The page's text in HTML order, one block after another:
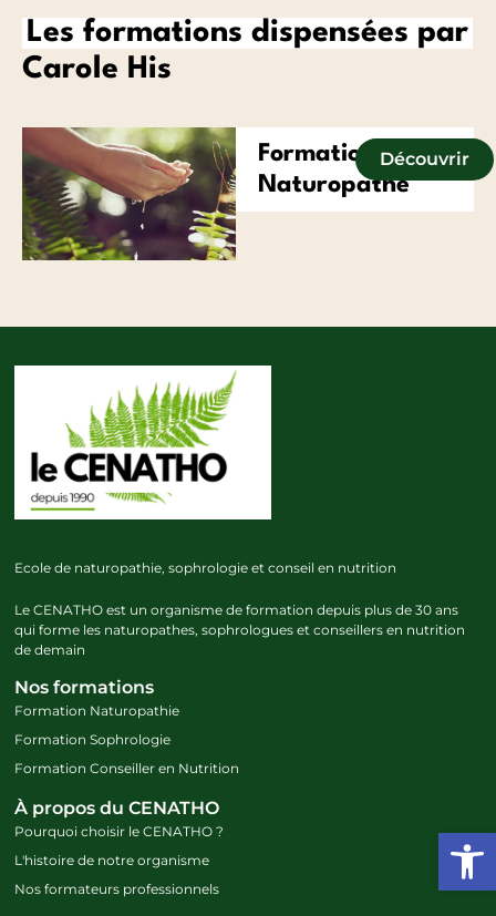
Ouvrir
Les formations dispensées par
Carole His
Formation
Naturopathe
Découvrir
Ecole de naturopathie, sophrologie et conseil en nutrition
Le CENATHO est un organisme de formation depuis plus de 30 ans
qui forme les naturopathes, sophrologues et conseillers en nutrition
de demain
Nos formations
Formation Naturopathie
Formation Sophrologie
Formation Conseiller en Nutrition
À propos du CENATHO
Pourquoi choisir le CENATHO ?
L'histoire de notre organisme
Nos formateurs professionnels